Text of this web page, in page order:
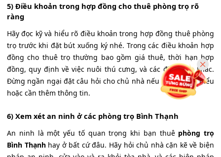
5) Điều khoản trong hợp đồng cho thuê phòng trọ rõ
ràng
Hãy đọc kỹ và hiểu rõ điều khoản trong hợp đồng thuê phòng
trọ trước khi đặt bút xuống ký nhé. Trong các điều khoản hợp
đồng cho thuê trọ thường bao gồm giá thuê, thời hạn hợp
đồng, quy định về việc nuôi thú cưng, và các điều kiện khác.
Đừng ngần ngại đặt câu hỏi cho chủ nhà nếu bạn không hiểu
hoặc cần thêm thông tin.
6) Xem xét an ninh ở các phòng trọ Bình Thạnh
An ninh là một yếu tố quan trọng khi bạn thuê phòng trọ
Bình Thạnhhay ở bất cứ đâu. Hãy hỏi chủ nhà cặn kẽ về biện